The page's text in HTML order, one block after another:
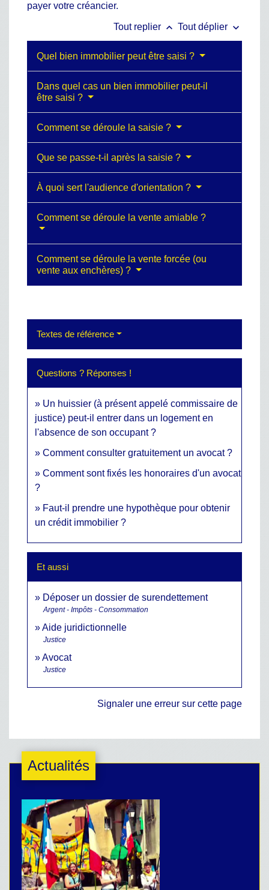
payer votre créancier.
Tout replier keyboard_arrow_up Tout déplier keyboard_arrow_down
Quel bien immobilier peut être saisi ?
Dans quel cas un bien immobilier peut-il
être saisi ?
Comment se déroule la saisie ?
Que se passe-t-il après la saisie ?
À quoi sert l'audience d'orientation ?
Comment se déroule la vente amiable ?
Comment se déroule la vente forcée (ou
vente aux enchères) ?
Textes de référence
Questions ? Réponses !
Un huissier (à présent appelé commissaire de
justice) peut-il entrer dans un logement en
l'absence de son occupant ?
Comment consulter gratuitement un avocat ?
Comment sont fixés les honoraires d'un avocat
?
Faut-il prendre une hypothèque pour obtenir
un crédit immobilier ?
Et aussi
Déposer un dossier de surendettement
Argent - Impôts - Consommation
Aide juridictionnelle
Justice
Avocat
Justice
Signaler une erreur sur cette page
Actualités